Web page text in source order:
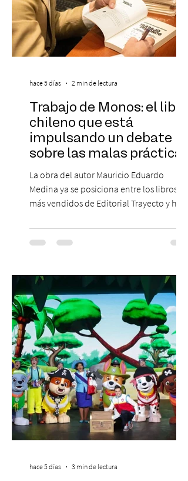
Trabajo de Monos: el libro
chileno que está
impulsando un debate
sobre las malas prácticas
laborales y el futuro del
trabajo
La obra del autor Mauricio Eduardo
Medina ya se posiciona entre los libros
más vendidos de Editorial Trayecto y ha
para mejorar los procesos de selección
laboral en Chile. En un contexto donde el
experiencias laborales forman parte de la
realidad de miles de trabajadores, Trabajo
de Monos – Reflexiones de la Selva
Corporativa, del autor Mauricio Eduardo
Medina, ha trascendido el ámbito editorial
hace 5 días 2 min de lectura
hace 5 días 3 min de lectura